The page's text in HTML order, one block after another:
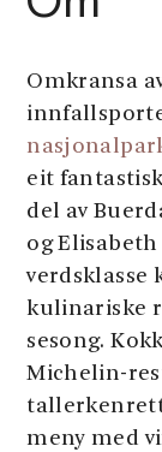
Omkransa
eit
del av
og
verdsklasse
kulinariske
sesong.
Michelin-
meny med